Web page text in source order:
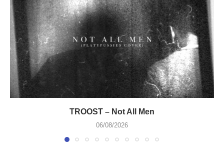
TROOST – Not All Men
06/08/2026